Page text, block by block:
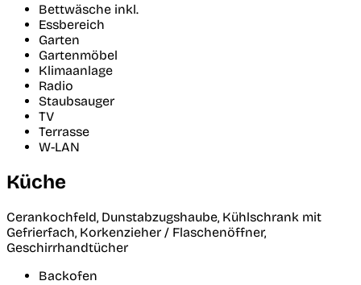
Bettwäsche inkl.
Essbereich
Garten
Gartenmöbel
Klimaanlage
Radio
Staubsauger
TV
Terrasse
W-LAN
Küche
Cerankochfeld, Dunstabzugshaube, Kühlschrank mit
Gefrierfach, Korkenzieher / Flaschenöffner,
Geschirrhandtücher
Backofen